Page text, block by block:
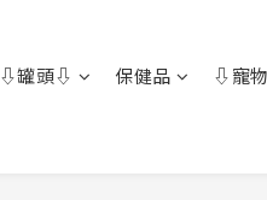
⇩罐頭⇩ 保健品
⇩寵